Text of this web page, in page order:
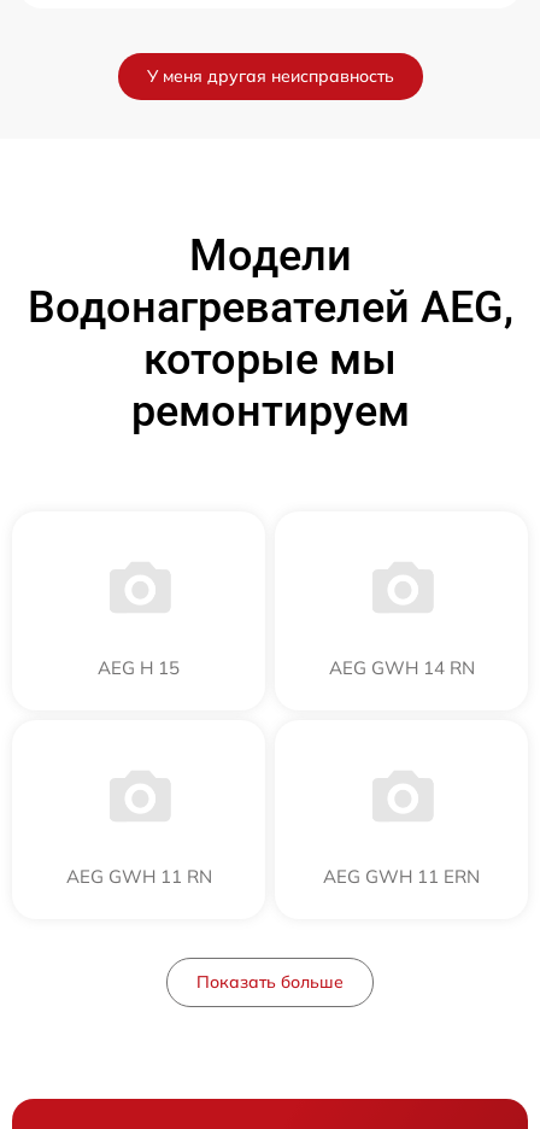
У меня другая неисправность
Модели
Водонагревателей AEG,
которые мы
ремонтируем
AEG H 15 AEG GWH 14 RN
AEG GWH 11 RN AEG GWH 11 ERN
Показать больше